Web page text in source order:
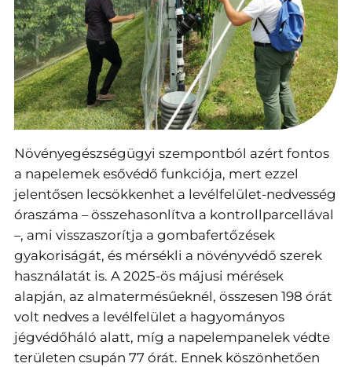
Növényegészségügyi szempontból azért fontos
a napelemek esővédő funkciója, mert ezzel
jelentősen lecsökkenhet a levélfelület-nedvesség
óraszáma – összehasonlítva a kontrollparcellával
–, ami visszaszorítja a gombafertőzések
gyakoriságát, és mérsékli a növényvédő szerek
használatát is. A 2025-ös májusi mérések
alapján, az almatermésűeknél, összesen 198 órát
volt nedves a levélfelület a hagyományos
jégvédőháló alatt, míg a napelempanelek védte
területen csupán 77 órát. Ennek köszönhetően